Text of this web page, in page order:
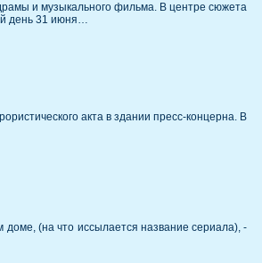
и музыкального фильма. В центре сюжета
день 31 июня…
акта в здании пресс-концерна. В
(на что иссылается название сериала), -